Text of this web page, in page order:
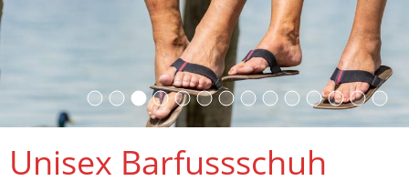
Unisex Barfussschuh